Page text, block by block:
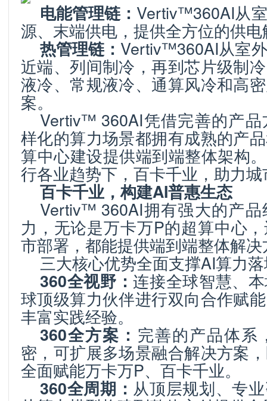
电能管理链： Vertiv™360AI从
源、末端供电，提供全方位的供
热管理链： Vertiv™360AI从室
近端、列间制冷，再到芯片级制
液冷、常规液冷、通算风冷和高
案。
Vertiv™ 360AI凭借完善的产
样化的算力场景都拥有成熟的产
算中心建设提供端到端整体架构
行各业趋势下，百卡千业，助力
百卡千业，构建AI普惠生态
Vertiv™ 360AI拥有强大的产
力，无论是万卡万P的超算中心
市部署，都能提供端到端整体解
三大核心优势全面支撑AI算力
360全视野：连接全球智慧、
球顶级算力伙伴进行双向合作赋
丰富实践经验。
360全方案： 完善的产品体系
密，可扩展多场景融合解决方案
全面赋能万卡万P、百卡千业。
360全周期： 从顶层规划、专